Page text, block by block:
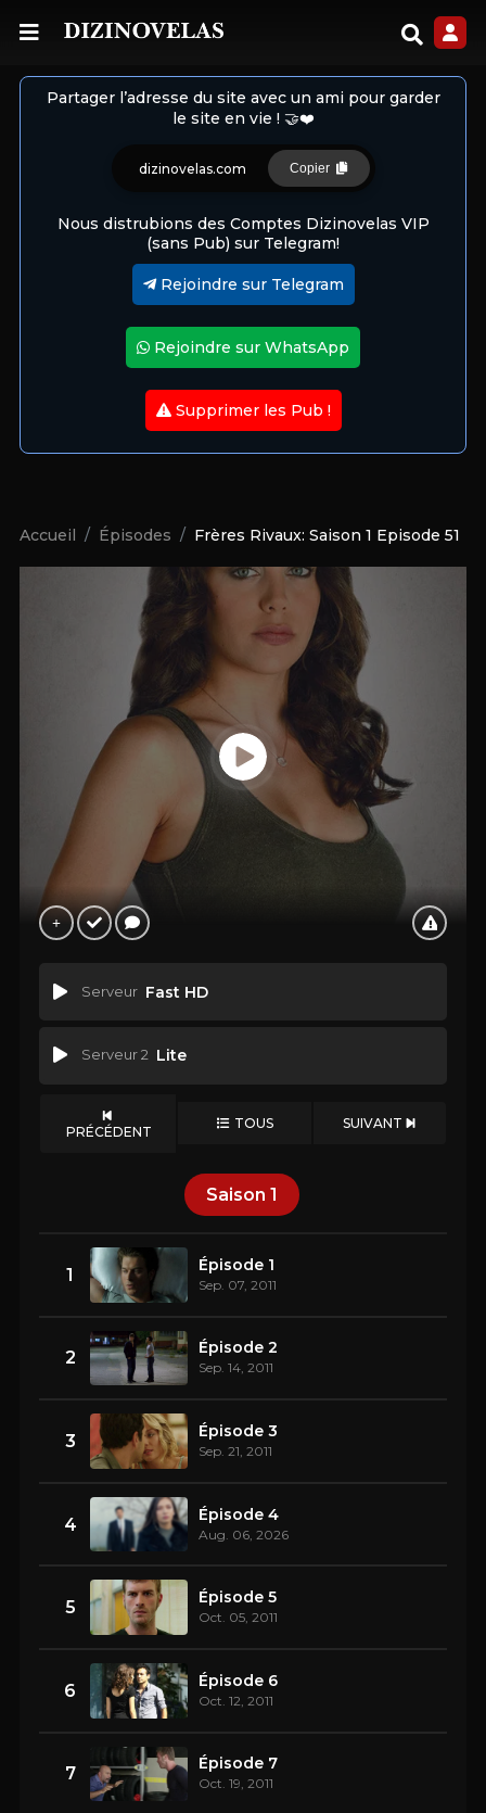
Partager l’adresse du site avec un ami pour garder
le site en vie ! 🤝❤️
dizinovelas.com Copier
Nous distrubions des Comptes Dizinovelas VIP
(sans Pub) sur Telegram!
Rejoindre sur Telegram
Rejoindre sur WhatsApp
Supprimer les Pub !
Accueil Épisodes Frères Rivaux: Saison 1 Episode 51
Serveur Fast HD
Serveur 2 Lite
PRÉCÉDENT TOUS SUIVANT
Saison 1
1 Épisode 1
Sep. 07, 2011
2 Épisode 2
Sep. 14, 2011
3 Épisode 3
Sep. 21, 2011
4 Épisode 4
Aug. 06, 2026
5 Épisode 5
Oct. 05, 2011
6 Épisode 6
Oct. 12, 2011
7 Épisode 7
Oct. 19, 2011